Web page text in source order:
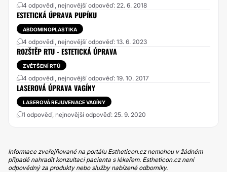
4 odpovědi, nejnovější odpověď: 22. 6. 2018
ESTETICKÁ ÚPRAVA PUPÍKU
ABDOMINOPLASTIKA
4 odpovědi, nejnovější odpověď: 13. 6. 2023
ROZŠTĚP RTU - ESTETICKÁ ÚPRAVA
ZVĚTŠENÍ RTŮ
4 odpovědi, nejnovější odpověď: 19. 10. 2017
LASEROVÁ ÚPRAVA VAGÍNY
LASEROVÁ REJUVENACE VAGÍNY
1 odpověď, nejnovější odpověď: 25. 9. 2020
Informace zveřejňované na portálu Estheticon.cz nemohou v žádném
případě nahradit konzultaci pacienta s lékařem. Estheticon.cz není
odpovědný za produkty nebo služby nabízené odborníky.